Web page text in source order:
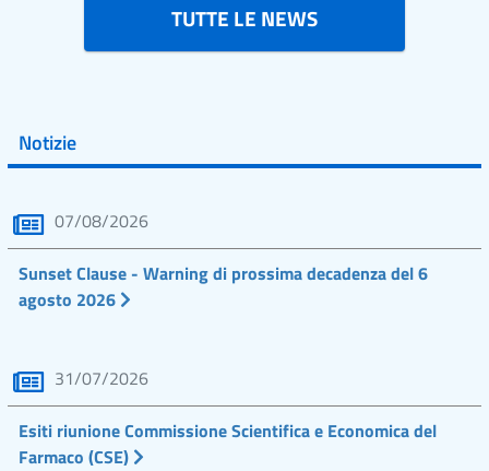
TUTTE LE NEWS
Notizie
07/08/2026
Sunset Clause - Warning di prossima decadenza del 6
agosto 2026
31/07/2026
Esiti riunione Commissione Scientifica e Economica del
Farmaco (CSE)